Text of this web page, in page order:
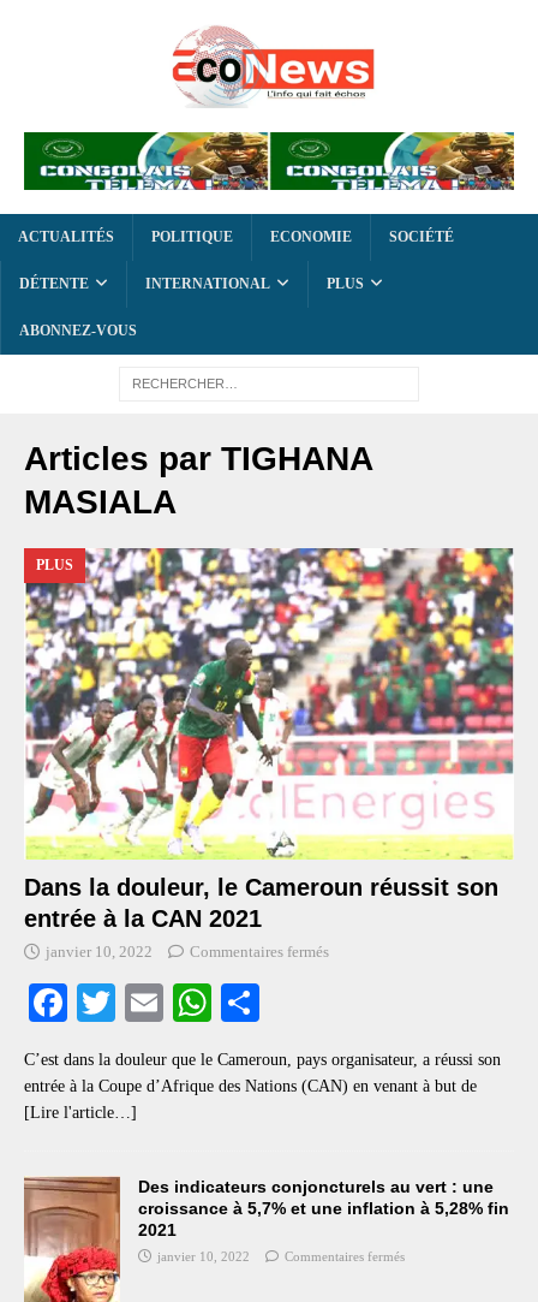
ACTUALITÉS POLITIQUE ECONOMIE SOCIÉTÉ
DÉTENTE INTERNATIONAL PLUS
ABONNEZ-VOUS
Articles par TIGHANA
MASIALA
PLUS
Dans la douleur, le Cameroun réussit son
entrée à la CAN 2021
janvier 10, 2022 Commentaires fermés
Fa
bo
ok
T
tte
r
E
ail
W
ts re
C’est dans la douleur que le Cameroun, pays organisateur, a réussi son
entrée à la Coupe d’Afrique des Nations (CAN) en venant à but de
[Lire l'article…]
Des indicateurs conjoncturels au vert : une
croissance à 5,7% et une inflation à 5,28% fin
2021
janvier 10, 2022 Commentaires fermés